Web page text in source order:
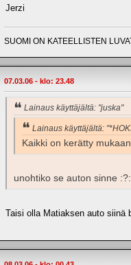
Jerzi
SUOMI ON KATEELLISTEN
07.03.06 - klo: 23.48
Lainaus käyttäjältä: "juska"
Lainaus käyttäjältä:
Kaikki on kerätty
unohtiko se auton sinne
Taisi olla Matiaksen auto siinä